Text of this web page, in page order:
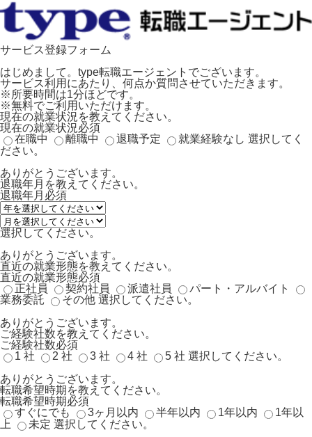
サービス登録フォーム
はじめまして。type転職エージェントでございます。
サービス利用にあたり、何点か質問させていただきます。
※所要時間は1分ほどです。
※無料でご利用いただけます。
現在の就業状況を教えてください。
現在の就業状況必須
在職中
離職中 退職予定 就業経験なし 選択してく
ださい。
ありがとうございます。
退職年月を教えてください。
退職年月 必須
選択してください。
ありがとうございます。
直近の就業形態を教えてください。
直近の就業形態必須
正社員
契約社員 派遣社員
パート・アルバイト
業務委託
その他 選択してください。
ありがとうございます。
ご経験社数を教えてください。
ご経験社数必須
1 社
2 社 3 社 4 社 5 社 選択してください。
ありがとうございます。
転職希望時期を教えてください。
転職希望時期必須
すぐにでも
3ヶ月以内 半年以内 1年以内
1年以
上
未定 選択してください。